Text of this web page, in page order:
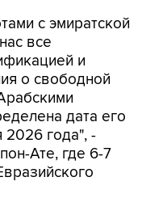
с эмиратской
все
и
о свободной
дата его
2026 года", -
Ате, где 6-7